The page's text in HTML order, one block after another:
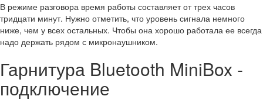
В режиме разговора время работы составляет от трех часов
тридцати минут. Нужно отметить, что уровень сигнала немного
ниже, чем у всех остальных. Чтобы она хорошо работала ее всегда
надо держать рядом с микронаушником.
Гарнитура Bluetooth MiniBox -
подключение